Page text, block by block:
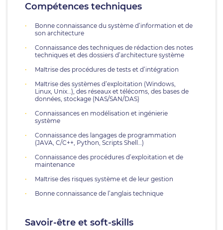
Compétences techniques
Bonne connaissance du système d’information et de
son architecture
Connaissance des techniques de rédaction des notes
techniques et des dossiers d’architecture système
Maîtrise des procédures de tests et d’intégration
Maîtrise des systèmes d’exploitation (Windows,
Linux, Unix…), des réseaux et télécoms, des bases de
données, stockage (NAS/SAN/DAS)
Connaissances en modélisation et ingénierie
système
Connaissance des langages de programmation
(JAVA, C/C++, Python, Scripts Shell…)
Connaissance des procédures d’exploitation et de
maintenance
Maîtrise des risques système et de leur gestion
Bonne connaissance de l’anglais technique
Savoir-être et soft-skills